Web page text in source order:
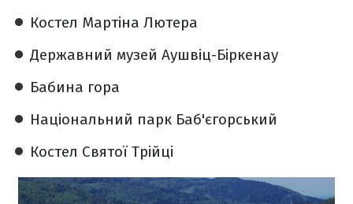
Костел Мартіна Лютера
Державний музей Аушвіц-Біркенау
Бабина гора
Національний парк Баб'єгорський
Костел Святої Трійці